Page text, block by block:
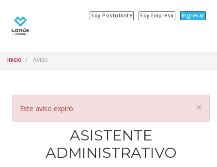
Soy Postulante Soy Empresa Ingresar
Inicio Aviso
×
Este aviso expiró.
ASISTENTE
ADMINISTRATIVO